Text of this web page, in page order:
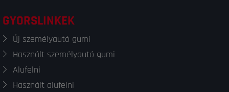
GYORSLINKEK
Új személyautó gumi
Használt személyautó gumi
Alufelni
Használt alufelni